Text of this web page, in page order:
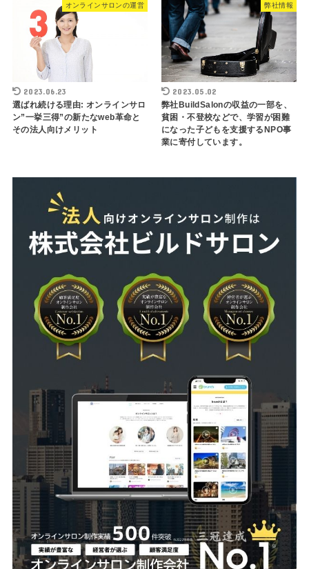
オンラインサロンの運営
2023.06.23
選ばれ続ける理由: オンラインサロ
ン”一挙三得”の新たなweb革命と
その法人向けメリット
弊社情報
2023.05.02
弊社BuildSalonの収益の一部を、
貧困・不登校などで、学習が困難
になった子どもを支援するNPO事
業に寄付しています。